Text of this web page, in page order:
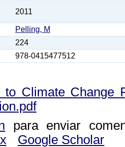
2011
Pelling, M
224
978-0415477512
to Climate Change
para enviar
Google Scholar